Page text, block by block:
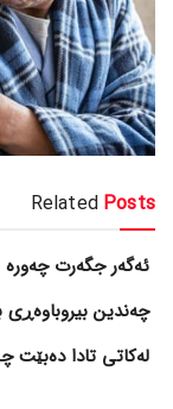
Related Posts
ئەگەر جگەرت چەورە
چەندین
لەکاتی تادا دەبێت